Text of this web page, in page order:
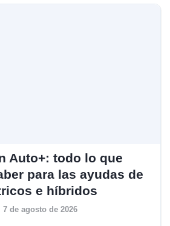
Auto+: todo lo que
para las ayudas de
e híbridos
7 de agosto de 2026